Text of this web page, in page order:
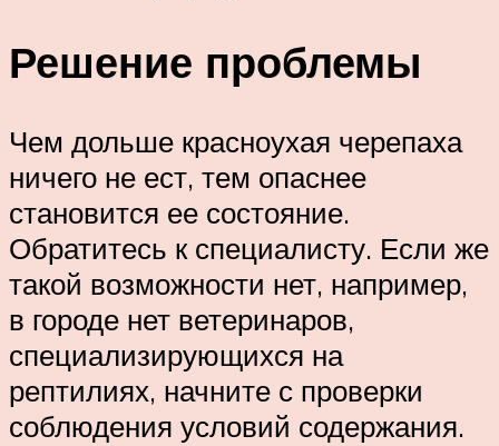
Решение проблемы
Чем дольше красноухая черепаха
ничего не ест, тем опаснее
становится ее состояние.
Обратитесь к специалисту. Если же
такой возможности нет, например,
в городе нет ветеринаров,
специализирующихся на
рептилиях, начните с проверки
соблюдения условий содержания.